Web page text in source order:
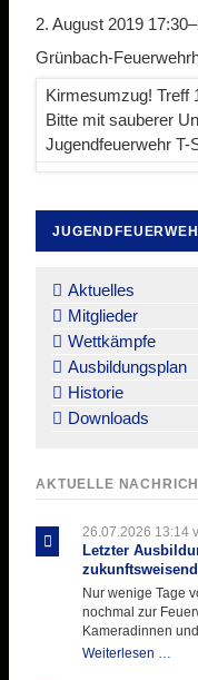
2. August 2019
Grünbach-
Kirmesumzug! Treff
Bitte mit sauberer
Jugendfeuerwehr T-
überspringen
Aktuelles
Mitglieder
Wettkämpfe
Ausbildungsplan
Historie
Downloads
AKTUELLE
26.07.2026 13:14
Letzter
Nur wenige Tage
nochmal zur
Kameradinnen
Weiterlesen …